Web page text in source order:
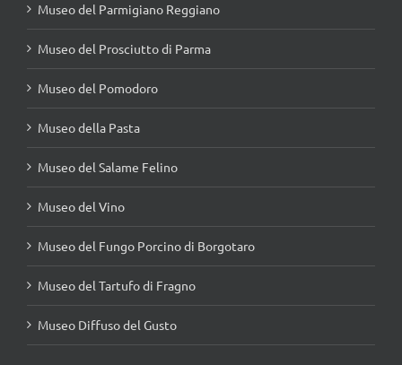
Museo del Parmigiano Reggiano
Museo del Prosciutto di Parma
Museo del Pomodoro
Museo della Pasta
Museo del Salame Felino
Museo del Vino
Museo del Fungo Porcino di Borgotaro
Museo del Tartufo di Fragno
Museo Diffuso del Gusto